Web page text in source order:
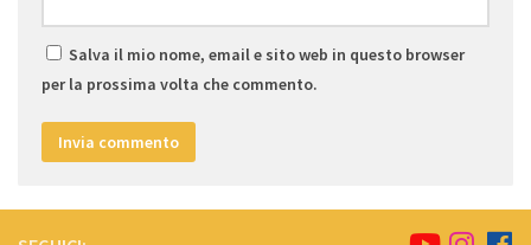
Salva il mio nome, email e sito web in questo browser
per la prossima volta che commento.